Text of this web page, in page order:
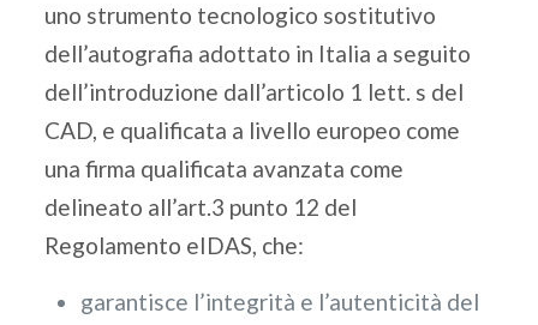
uno strumento tecnologico sostitutivo
dell’autografia adottato in Italia a seguito
dell’introduzione dall’articolo 1 lett. s del
CAD, e qualificata a livello europeo come
una firma qualificata avanzata come
delineato all’art.3 punto 12 del
Regolamento eIDAS, che:
garantisce l’integrità e l’autenticità del